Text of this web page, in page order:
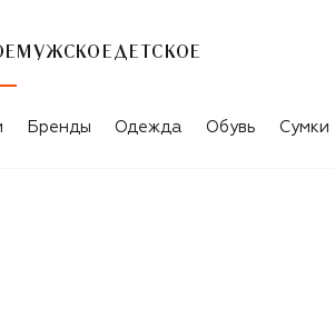
МУЖСКОЕ ДЕТСКОЕ
Бренды Одежда Обувь Сумки